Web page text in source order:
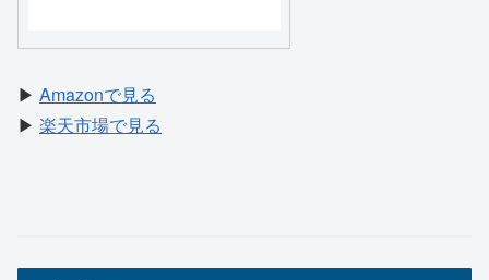
▶ Amazonで見る
▶ 楽天市場で見る